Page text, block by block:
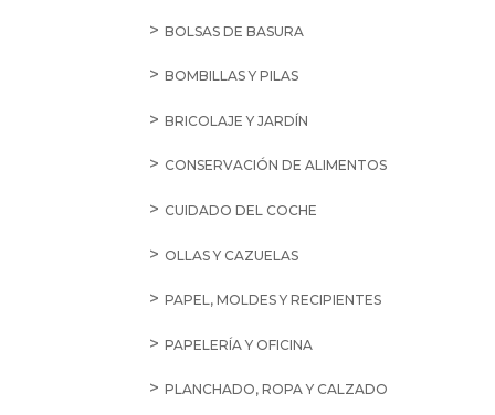
BOLSAS DE BASURA
BOMBILLAS Y PILAS
BRICOLAJE Y JARDÍN
CONSERVACIÓN DE ALIMENTOS
CUIDADO DEL COCHE
OLLAS Y CAZUELAS
PAPEL, MOLDES Y RECIPIENTES
PAPELERÍA Y OFICINA
PLANCHADO, ROPA Y CALZADO